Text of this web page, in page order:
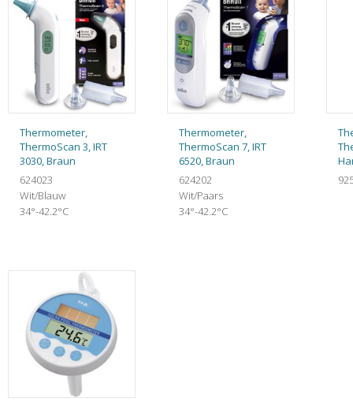
Thermometer,
ThermoScan 3, IRT
3030, Braun
624023
Wit/Blauw
34°-42.2°C
Thermometer,
ThermoScan 7, IRT
6520, Braun
624202
Wit/Paars
34°-42.2°C